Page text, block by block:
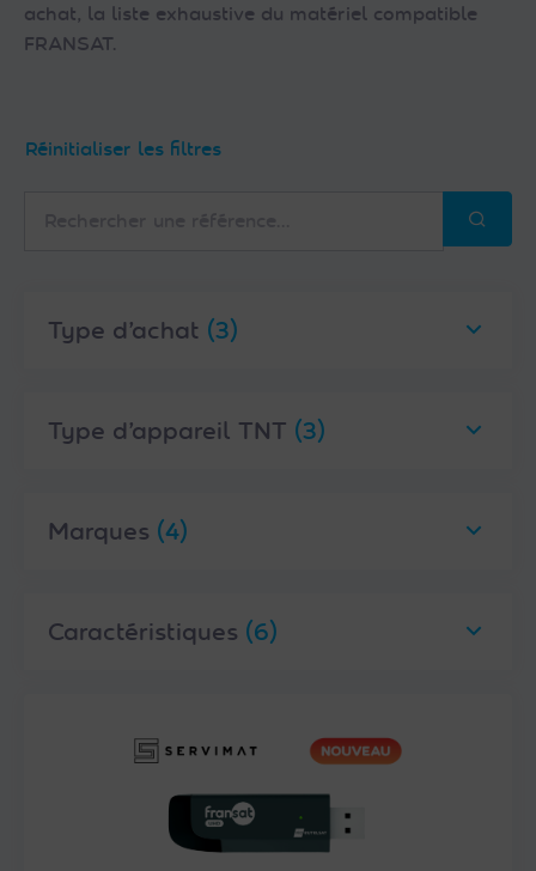
achat, la liste exhaustive du matériel compatible
FRANSAT.
Réinitialiser les filtres
Type d’achat (3)
Type d’appareil TNT (3)
Marques (4)
Caractéristiques (6)